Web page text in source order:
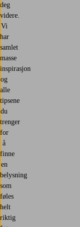
deg
videre.
Vi
har
samlet
masse
inspirasjon
og
alle
tipsene
du
trenger
for
å
finne
en
belysning
som
føles
helt
riktig